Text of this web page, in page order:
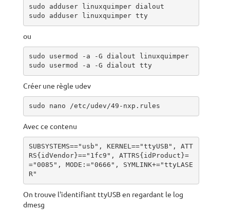
sudo adduser linuxquimper dialout
sudo adduser linuxquimper tty
ou
sudo usermod -a -G dialout linuxquimper
sudo usermod -a -G dialout tty
Créer une règle udev
sudo nano /etc/udev/49-nxp.rules
Avec ce contenu
SUBSYSTEMS=="usb", KERNEL=="ttyUSB", ATT
RS{idVendor}=="1fc9", ATTRS{idProduct}=
="0085", MODE:="0666", SYMLINK+="ttyLASE
R"
On trouve l'identifiant ttyUSB en regardant le log
dmesg